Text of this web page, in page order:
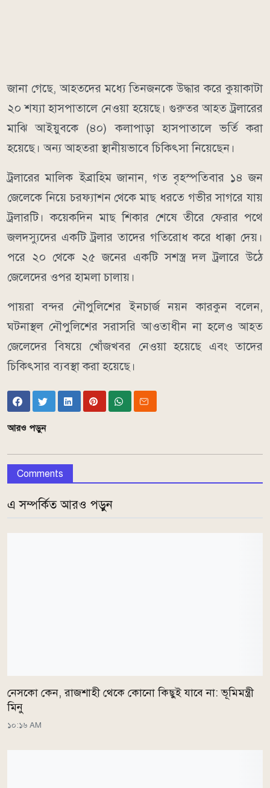
জানা গেছে, আহতদের মধ্যে তিনজনকে উদ্ধার করে কুয়াকাটা
২০ শয্যা হাসপাতালে নেওয়া হয়েছে। গুরুতর আহত ট্রলারের
মাঝি আইয়ুবকে (৪০) কলাপাড়া হাসপাতালে ভর্তি করা
হয়েছে। অন্য আহতরা স্থানীয়ভাবে চিকিৎসা নিয়েছেন।
ট্রলারের মালিক ইব্রাহিম জানান, গত বৃহস্পতিবার ১৪ জন
জেলেকে নিয়ে চরফ্যাশন থেকে মাছ ধরতে গভীর সাগরে যায়
ট্রলারটি। কয়েকদিন মাছ শিকার শেষে তীরে ফেরার পথে
জলদস্যুদের একটি ট্রলার তাদের গতিরোধ করে ধাক্কা দেয়।
পরে ২০ থেকে ২৫ জনের একটি সশস্ত্র দল ট্রলারে উঠে
জেলেদের ওপর হামলা চালায়।
পায়রা বন্দর নৌপুলিশের ইনচার্জ নয়ন কারকুন বলেন,
ঘটনাস্থল নৌপুলিশের সরাসরি আওতাধীন না হলেও আহত
জেলেদের বিষয়ে খোঁজখবর নেওয়া হয়েছে এবং তাদের
চিকিৎসার ব্যবস্থা করা হয়েছে।
আরও পড়ুন
Comments
এ সম্পর্কিত আরও পড়ুন
নেসকো কেন, রাজশাহী থেকে কোনো কিছুই যাবে না: ভূমিমন্ত্রী
মিনু
১০:১৬ AM